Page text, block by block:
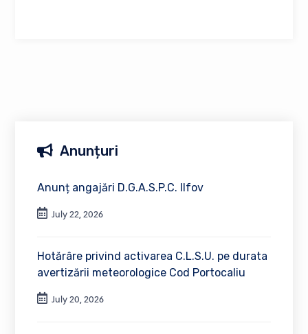
Anunțuri
Anunț angajări D.G.A.S.P.C. Ilfov
July 22, 2026
Hotărâre privind activarea C.L.S.U. pe durata
avertizării meteorologice Cod Portocaliu
July 20, 2026